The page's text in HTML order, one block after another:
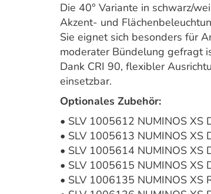
Die 40° Variante in schwarz/
Akzent- und
Sie eignet sich besonders für
moderater Bündelung gefragt
Dank CRI 90, flexibler
einsetzbar.
Optionales Zubehör:
• SLV 1005612 NUMINOS XS
• SLV 1005613 NUMINOS XS
• SLV 1005614 NUMINOS XS
• SLV 1005615 NUMINOS XS
• SLV 1006135 NUMINOS XS